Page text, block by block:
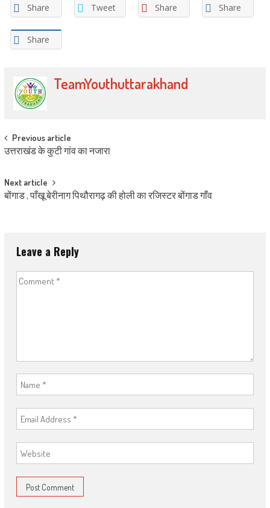
Share Tweet Share Share
Share
TeamYouthuttarakhand
Post navigation
Previous article
उत्तराखंड के कुटी गांव का नजारा
Next article
बोंगाड , पाँखू बेरीनाग पिथौरागढ़ की होली का रजिस्टर बोंगाड गाँव
Leave a Reply